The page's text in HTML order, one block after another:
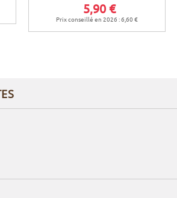
5,90 €
Prix conseillé en 2026 : 6,60 €